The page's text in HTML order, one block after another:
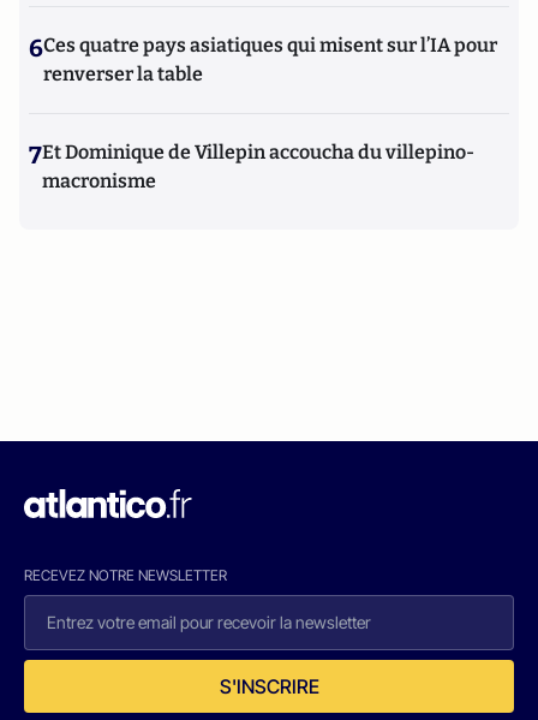
6Ces quatre pays asiatiques qui misent sur l’IA pour
renverser la table
7Et Dominique de Villepin accoucha du villepino-
macronisme
RECEVEZ NOTRE NEWSLETTER
S'INSCRIRE